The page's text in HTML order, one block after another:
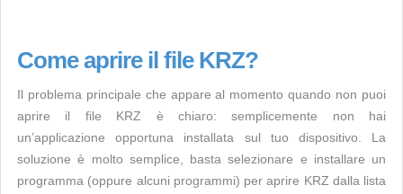
Come aprire il file KRZ?
Il problema principale che appare al momento quando non puoi
aprire il file KRZ è chiaro: semplicemente non hai
un’applicazione opportuna installata sul tuo dispositivo. La
soluzione è molto semplice, basta selezionare e installare un
programma (oppure alcuni programmi) per aprire KRZ dalla lista